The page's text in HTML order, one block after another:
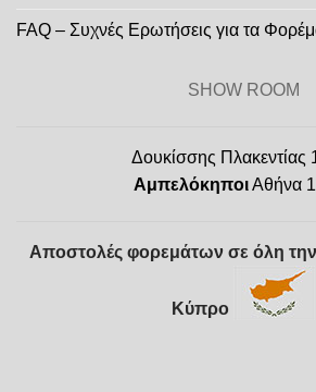
FAQ – Συχνές Ερωτήσεις για τα
SHOW ROOM
Δουκίσσης Πλακεντίας
ΑμπελόκηποιΑθήνα
Αποστολές φορεμάτων σε όλη
Κύπρο